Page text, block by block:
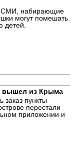
СМИ, набирающие
могут помешать
детей.
вышел из Крыма
заказ пункты
перестали
приложении и